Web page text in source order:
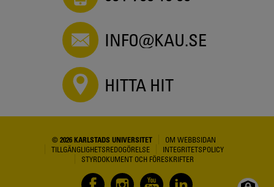
INFO@KAU.SE
HITTA HIT
© 2026 KARLSTADS UNIVERSITET
OM WEBBSIDAN
TILLGÄNGLIGHETSREDOGÖRELSE
INTEGRITETSPOLICY
STYRDOKUMENT OCH FÖRESKRIFTER